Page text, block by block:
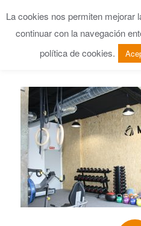
La cookies nos permiten mejorar
continuar con la navegación
política de cookies.